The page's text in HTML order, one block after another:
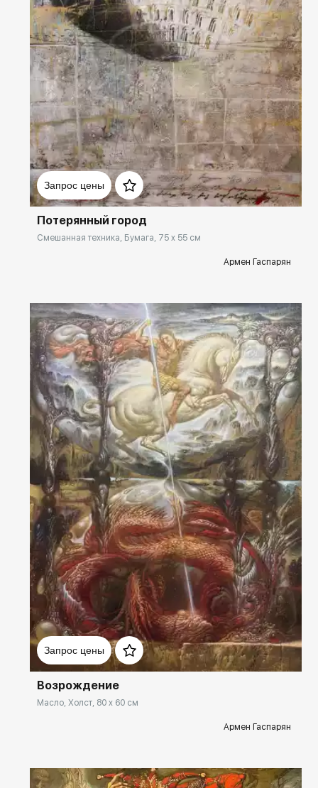
Запрос цены
Домен: spb.rakovgallery.ru
Потерянный город
Смешанная техника, Бумага, 75 x 55 см
Армен Гаспарян
Запрос цены
Домен: spb.rakovgallery.ru
Возрождение
Масло, Холст, 80 x 60 см
Армен Гаспарян